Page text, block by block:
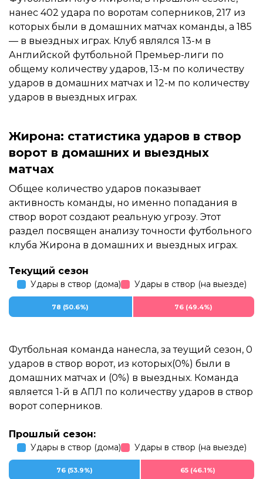
нанес 402 удара по воротам соперников, 217 из
которых были в домашних матчах команды, а 185
— в выездных играх. Клуб являлся 13-м в
Английской футбольной Премьер-лиги по
общему количеству ударов, 13-м по количеству
ударов в домашних матчах и 12-м по количеству
ударов в выездных играх.
Жирона: статистика ударов в створ
ворот в домашних и выездных
матчах
Общее количество ударов показывает
активность команды, но именно попадания в
створ ворот создают реальную угрозу. Этот
раздел посвящен анализу точности футбольного
клуба Жирона в домашних и выездных играх.
Текущий сезон
Удары в створ (дома) Удары в створ (на выезде)
78 (50.6%) 76 (49.4%)
Футбольная команда нанесла, за теущий сезон, 0
ударов в створ ворот, из которых(0%) были в
домашних матчах и (0%) в выездных. Команда
является 1-й в АПЛ по количеству ударов в створ
ворот соперников.
Прошлый сезон:
Удары в створ (дома) Удары в створ (на выезде)
76 (53.9%) 65 (46.1%)